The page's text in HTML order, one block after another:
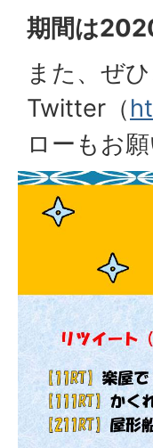
期間は
また、ぜ
Twitter（
ローもお